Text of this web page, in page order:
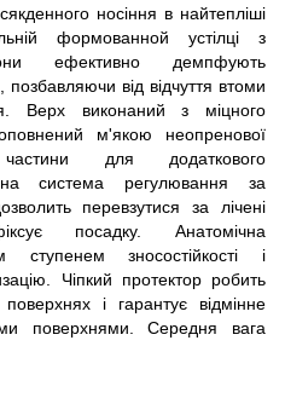
носіння в найтепліші
формованной устілці з
ефективно демпфують
від відчуття втоми
Верх виконаний з міцного
м'якою неопренової
для додаткового
система регулювання за
перевзутися за лічені
посадку. Анатомічна
ступенем зносостійкості і
Чіпкий протектор робить
і гарантує відмінне
поверхнями. Середня вага